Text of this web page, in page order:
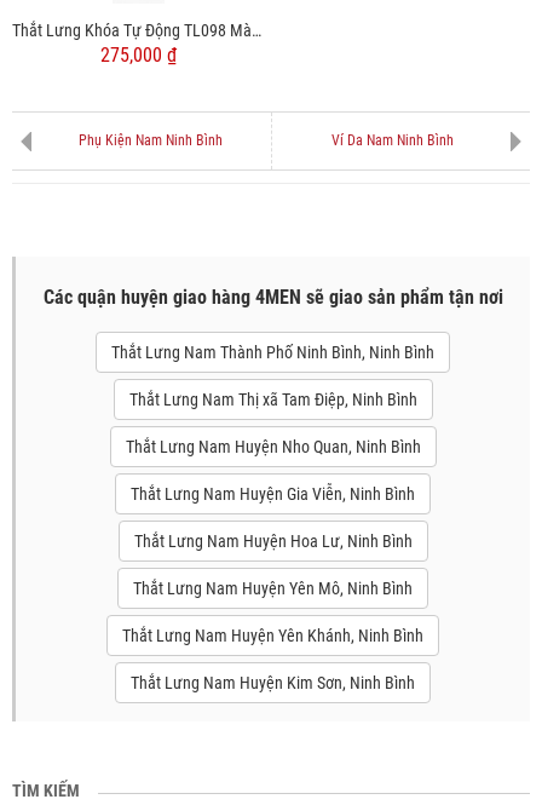
Thắt Lưng Khóa Tự Động TL098 Màu Đen
275,000 ₫
Phụ Kiện Nam Ninh Bình Ví Da Nam Ninh Bình
Các quận huyện giao hàng 4MEN sẽ giao sản phẩm tận nơi
Thắt Lưng Nam Thành Phố Ninh Bình, Ninh Bình
Thắt Lưng Nam Thị xã Tam Điệp, Ninh Bình
Thắt Lưng Nam Huyện Nho Quan, Ninh Bình
Thắt Lưng Nam Huyện Gia Viễn, Ninh Bình
Thắt Lưng Nam Huyện Hoa Lư, Ninh Bình
Thắt Lưng Nam Huyện Yên Mô, Ninh Bình
Thắt Lưng Nam Huyện Yên Khánh, Ninh Bình
Thắt Lưng Nam Huyện Kim Sơn, Ninh Bình
TÌM KIẾM